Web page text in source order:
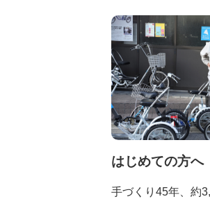
はじめての方へ
手づくり45年、約